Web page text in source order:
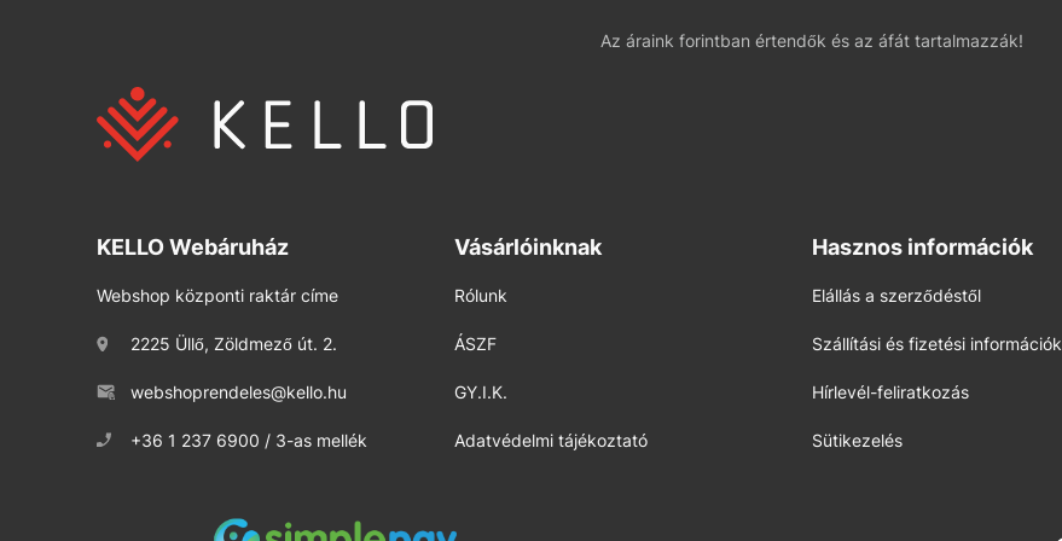
Az áraink forintban értendők és az áfát tartalmazzák!
KELLO Webáruház
Webshop központi raktár címe
2225 Üllő, Zöldmező út. 2.
webshoprendeles@kello.hu
+36 1 237 6900 / 3-as mellék
Vásárlóinknak
Rólunk
ÁSZF
GY.I.K.
Adatvédelmi tájékoztató
Hasznos információk
Elállás a szerződéstől
Szállítási és fizetési információk
Hírlevél-feliratkozás
Sütikezelés